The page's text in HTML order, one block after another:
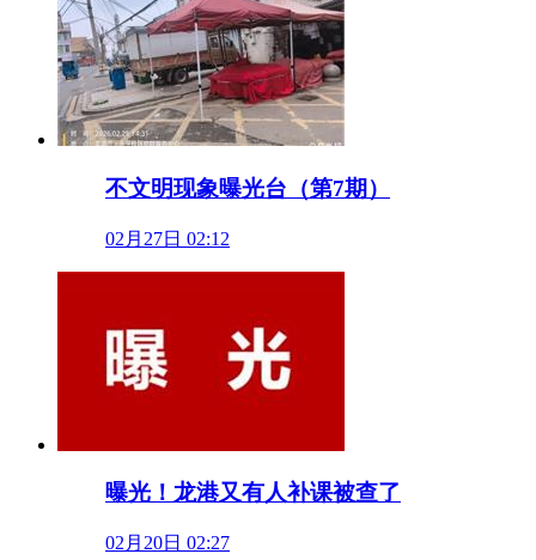
不文明现象曝光台（第7期）
02月27日 02:12
曝光！龙港又有人补课被查了
02月20日 02:27